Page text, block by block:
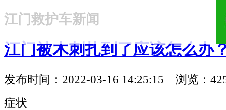
18321810781
江门救护车新闻
江门被木刺扎到了应该怎么办
发布时间：2022-03-16 14:25:15 浏览：
症状